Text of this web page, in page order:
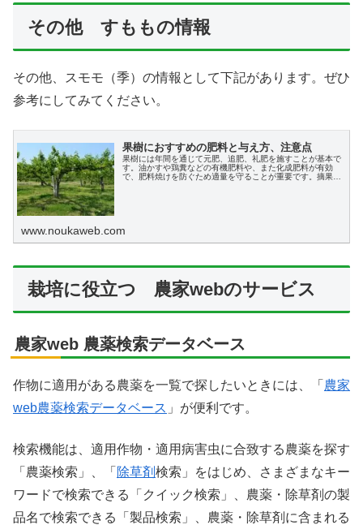
その他 すももの情報
その他、スモモ（季）の情報として下記があります。ぜひ
参考にしてみてください。
果樹におすすめの肥料と与え方、注意点
果樹には年間を通じて元肥、追肥、礼肥を施すことが基本で
す。油かすや鶏糞などの有機肥料や、また化成肥料が有効
で、肥料焼けを防ぐため適量を守ることが重要です。摘果や
www.noukaweb.com
栽培に役立つ 農家webのサービス
農家web 農薬検索データベース
作物に適用がある農薬を一覧で探したいときには、「 農家
web農薬検索データベース 」が便利です。
検索機能は、適用作物・適用病害虫に合致する農薬を探す
「農薬検索」、「 除草剤検索」をはじめ、さまざまなキー
ワードで検索できる「クイック検索」、農薬・除草剤の製
品名で検索できる「製品検索」、農薬・除草剤に含まれる